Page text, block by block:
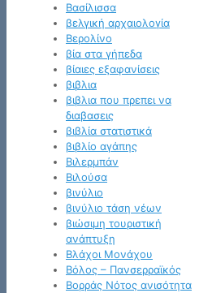
Βασίλισσα
βελγική αρχαιολογία
Βερολίνο
βία στα γήπεδα
βίαιες εξαφανίσεις
βιβλια
βιβλια που πρεπει να
διαβασεις
βιβλία στατιστικά
βιβλίο αγάπης
Βιλερμπάν
Βιλούσα
βινύλιο
βινύλιο τάση νέων
βιώσιμη τουριστική
ανάπτυξη
Βλάχοι Μονάχου
Βόλος – Πανσερραϊκός
Βορράς Νότος ανισότητα